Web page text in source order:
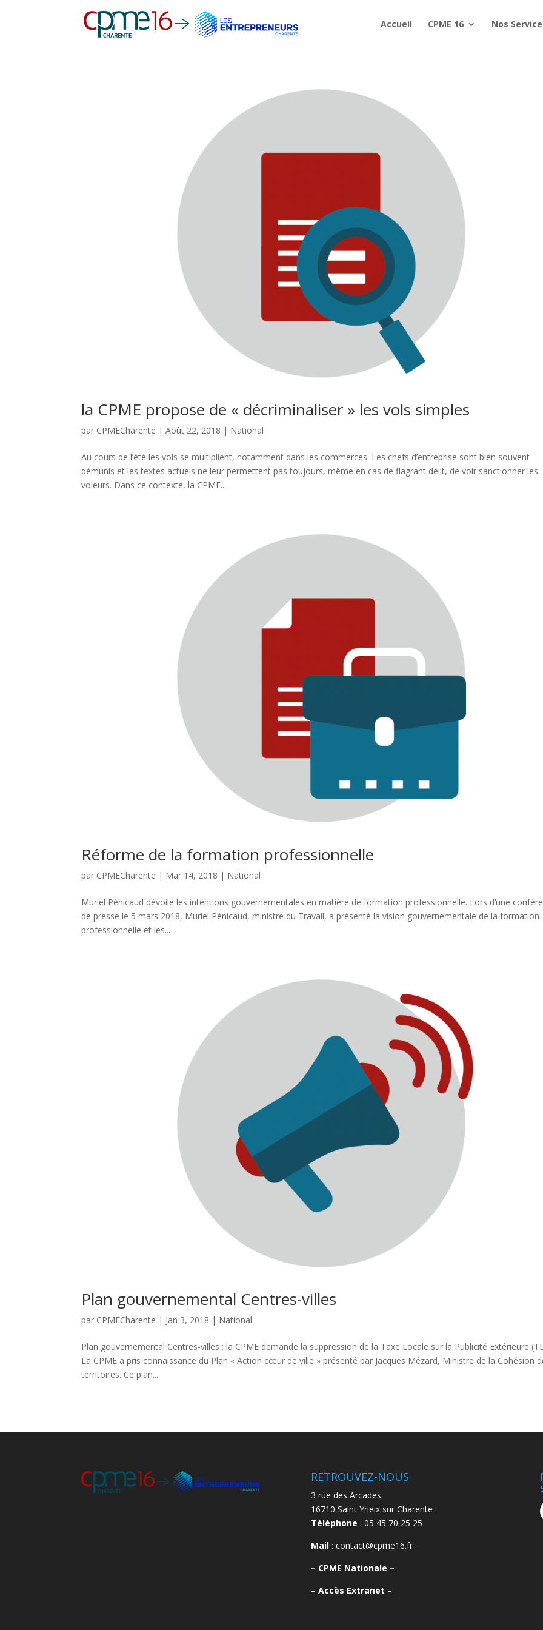
Accueil CPME 16 Nos
la CPME propose de « décriminaliser » les vols simples
par CPMECharente |Août 22, 2018 | National
Au cours de l’été les vols se multiplient, notamment dans les commerces. Les chefs d’entreprise sont bien souvent
démunis et les textes actuels ne leur permettent pas toujours, même en cas de flagrant délit, de voir sanctionner les
voleurs. Dans ce contexte, la CPME...
Réforme de la formation professionnelle
par CPMECharente | Mar 14, 2018 | National
Muriel Pénicaud dévoile les intentions gouvernementales en matière de formation professionnelle. Lors d’une
de presse le 5 mars 2018, Muriel Pénicaud, ministre du Travail, a présenté la vision gouvernementale de la formation
professionnelle et les...
Plan gouvernemental Centres-villes
par CPMECharente | Jan 3, 2018 | National
Plan gouvernemental Centres-villes : la CPME demande la suppression de la Taxe Locale sur la Publicité Extérieure
La CPME a pris connaissance du Plan « Action cœur de ville » présenté par Jacques Mézard, Ministre de la Cohésion
territoires. Ce plan...
RETROUVEZ-NOUS
3 rue des Arcades
16710 Saint Yrieix sur Charente
Téléphone : 05 45 70 25 25
Mail: contact@cpme16.fr
– CPME Nationale –
– Accès Extranet –